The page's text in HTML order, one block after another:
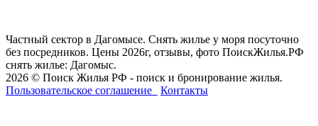
Частный сектор в Дагомысе. Снять жилье у моря посуточно
без посредников. Цены 2026г, отзывы, фото ПоискЖилья.РФ
снять жилье: Дагомыс.
2026 © Поиск Жилья РФ - поиск и бронирование жилья.
Пользовательское соглашение
Контакты